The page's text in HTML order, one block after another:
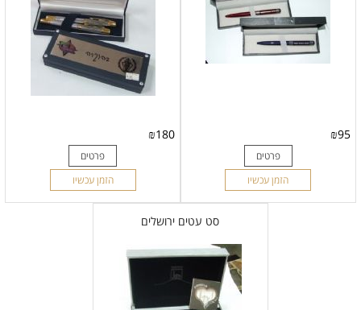
₪95
פרטים
הזמן עכשיו
₪180
פרטים
הזמן עכשיו
סט עטים ירושלים